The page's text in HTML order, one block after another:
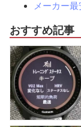
メーカー
おすすめ記事